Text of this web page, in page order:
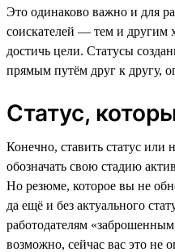
Это одинаково важно и для
соискателей — тем и другим
достичь цели. Статусы
прямым путём друг к другу,
Статус,
Конечно, ставить статус или
обозначать свою стадию
Но резюме, которое вы не
да ещё и без актуального
работодателям
возможно, сейчас вас это не